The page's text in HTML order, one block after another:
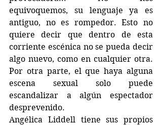
equivoquemos, su lenguaje ya es
antiguo, no es rompedor. Esto no
quiere decir que dentro de esta
corriente escénica no se pueda decir
algo nuevo, como en cualquier otra.
Por otra parte, el que haya alguna
escena sexual solo puede
escandalizar a algún espectador
desprevenido.
Angélica Liddell tiene sus propios